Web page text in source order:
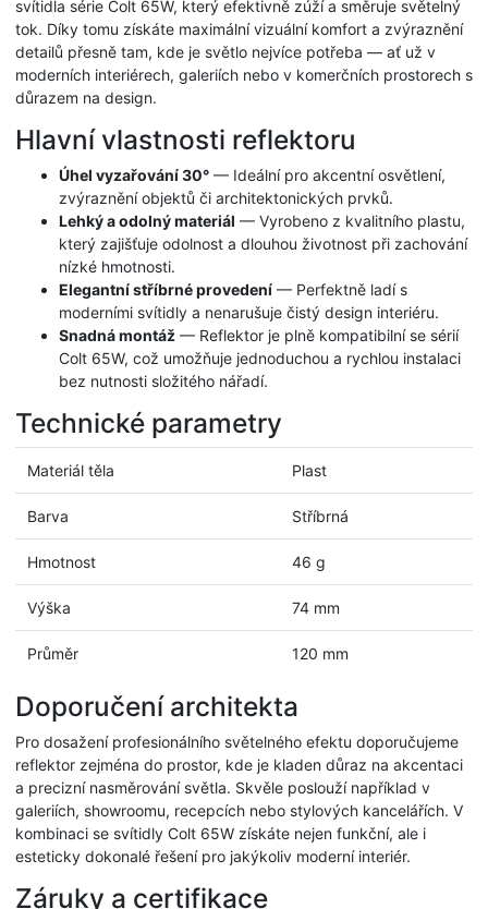
svítidla série Colt 65W, který efektivně zúží a směruje světelný
tok. Díky tomu získáte maximální vizuální komfort a zvýraznění
detailů přesně tam, kde je světlo nejvíce potřeba — ať už v
moderních interiérech, galeriích nebo v komerčních prostorech s
důrazem na design.
Hlavní vlastnosti reflektoru
Úhel vyzařování 30° — Ideální pro akcentní osvětlení,
zvýraznění objektů či architektonických prvků.
Lehký a odolný materiál — Vyrobeno z kvalitního plastu,
který zajišťuje odolnost a dlouhou životnost při zachování
nízké hmotnosti.
Elegantní stříbrné provedení — Perfektně ladí s
moderními svítidly a nenarušuje čistý design interiéru.
Snadná montáž — Reflektor je plně kompatibilní se sérií
Colt 65W, což umožňuje jednoduchou a rychlou instalaci
bez nutnosti složitého nářadí.
Technické parametry
Materiál těla Plast
Barva Stříbrná
Hmotnost 46 g
Výška 74 mm
Průměr 120 mm
Doporučení architekta
Pro dosažení profesionálního světelného efektu doporučujeme
reflektor zejména do prostor, kde je kladen důraz na akcentaci
a precizní nasměrování světla. Skvěle poslouží například v
galeriích, showroomu, recepcích nebo stylových kancelářích. V
kombinaci se svítidly Colt 65W získáte nejen funkční, ale i
esteticky dokonalé řešení pro jakýkoliv moderní interiér.
Záruky a certifikace